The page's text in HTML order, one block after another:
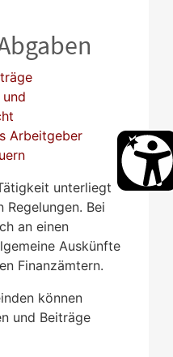
Arbeitgeber
unterliegt
Bei
an einen
Auskünfte
Finanzämtern.
können
und Beiträge